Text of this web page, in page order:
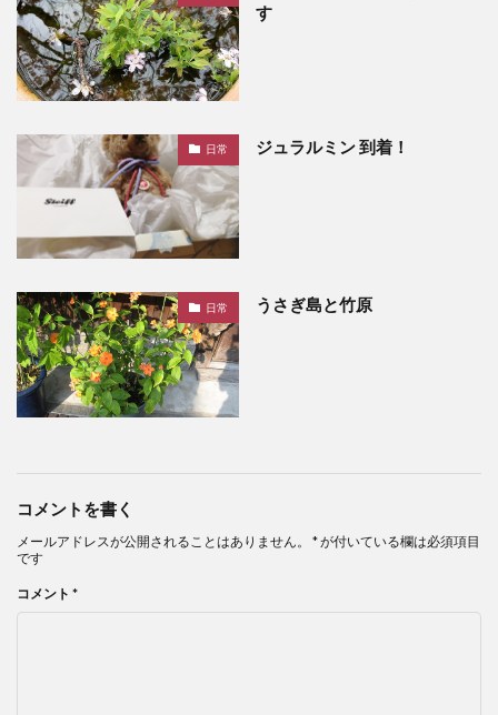
す
日常 ジュラルミン 到着！
日常 うさぎ島と竹原
コメントを書く
メールアドレスが公開されることはありません。 *が付いている欄は必須項目
です
コメント *